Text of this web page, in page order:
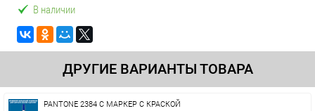
В наличии
ДРУГИЕ ВАРИАНТЫ ТОВАРА
PANTONE 2384 C МАРКЕР С КРАСКОЙ